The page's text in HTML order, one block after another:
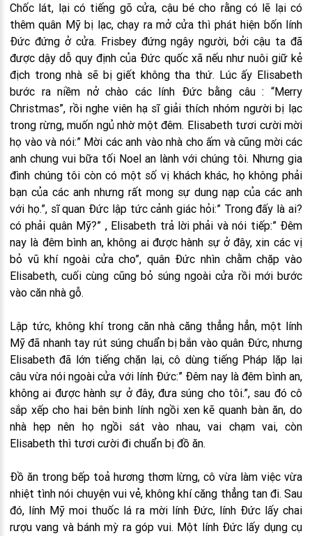
Chốc lát, lại có tiếng gõ cửa, cậu bé cho rằng có lẽ lại có
thêm quân Mỹ bị lạc, chạy ra mở cửa thì phát hiện bốn lính
Đức đứng ở cửa. Frisbey đứng ngây người, bởi cậu ta đã
được dậy dỗ quy định của Đức quốc xã nếu như nuôi giữ kẻ
địch trong nhà sẽ bị giết không tha thứ. Lúc ấy Elisabeth
bước ra niềm nở chào các lính Đức bằng câu : “Merry
Christmas”, rồi nghe viên hạ sĩ giải thích nhóm người bị lạc
trong rừng, muốn ngủ nhờ một đêm. Elisabeth tươi cười mời
họ vào và nói:” Mời các anh vào nhà cho ấm và cũng mời các
anh chung vui bữa tối Noel an lành với chúng tôi. Nhưng gia
đình chúng tôi còn có một số vị khách khác, họ không phải
bạn của các anh nhưng rất mong sự dung nạp của các anh
với họ.”, sĩ quan Đức lập tức cảnh giác hỏi:” Trong đấy là ai?
có phải quân Mỹ?” , Elisabeth trả lời phải và nói tiếp:” Đêm
nay là đêm bình an, không ai được hành sự ở đây, xin các vị
bỏ vũ khí ngoài cửa cho”, quân Đức nhìn chằm chặp vào
Elisabeth, cuối cùng cũng bỏ súng ngoài cửa rồi mới bước
vào căn nhà gỗ.
Lập tức, không khí trong căn nhà căng thẳng hẳn, một lính
Mỹ đã nhanh tay rút súng chuẩn bị bắn vào quân Đức, nhưng
Elisabeth đã lớn tiếng chặn lại, cô dùng tiếng Pháp lặp lại
câu vừa nói ngoài cửa với lính Đức:” Đêm nay là đêm bình an,
không ai được hành sự ở đây, đưa súng cho tôi.”, sau đó cô
sắp xếp cho hai bên binh lính ngồi xen kẽ quanh bàn ăn, do
nhà hẹp nên họ ngồi sát vào nhau, vai chạm vai, còn
Elisabeth thì tươi cười đi chuẩn bị đồ ăn.
Đồ ăn trong bếp toả hương thơm lừng, cô vừa làm việc vừa
nhiệt tình nói chuyện vui vẻ, không khí căng thẳng tan đi. Sau
đó, lính Mỹ moi thuốc lá ra mời lính Đức, lính Đức lấy chai
rượu vang và bánh mỳ ra góp vui. Một lính Đức lấy dụng cụ